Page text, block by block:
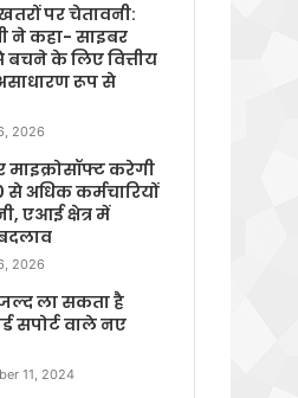
पर चेतावनी:
ने कहा- साइबर
के लिए वित्तीय
असाधारण रूप से
2026
करेगी
अधिक कर्मचारियों
एआई क्षेत्र में
2026
ला सकता है
सपोर्ट वाले नए
11, 2024